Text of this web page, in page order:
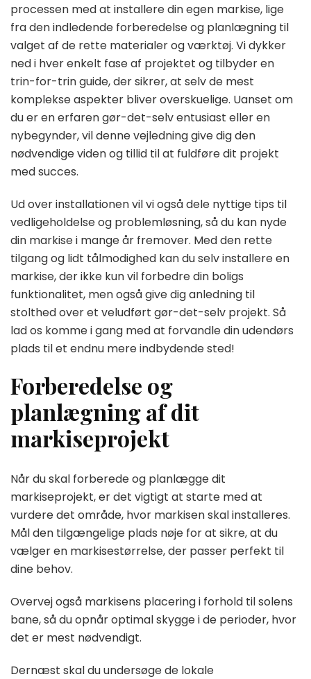
processen med at installere din egen markise, lige
fra den indledende forberedelse og planlægning til
valget af de rette materialer og værktøj. Vi dykker
ned i hver enkelt fase af projektet og tilbyder en
trin-for-trin guide, der sikrer, at selv de mest
komplekse aspekter bliver overskuelige. Uanset om
du er en erfaren gør-det-selv entusiast eller en
nybegynder, vil denne vejledning give dig den
nødvendige viden og tillid til at fuldføre dit projekt
med succes.
Ud over installationen vil vi også dele nyttige tips til
vedligeholdelse og problemløsning, så du kan nyde
din markise i mange år fremover. Med den rette
tilgang og lidt tålmodighed kan du selv installere en
markise, der ikke kun vil forbedre din boligs
funktionalitet, men også give dig anledning til
stolthed over et veludført gør-det-selv projekt. Så
lad os komme i gang med at forvandle din udendørs
plads til et endnu mere indbydende sted!
Forberedelse og
planlægning af dit
markiseprojekt
Når du skal forberede og planlægge dit
markiseprojekt, er det vigtigt at starte med at
vurdere det område, hvor markisen skal installeres.
Mål den tilgængelige plads nøje for at sikre, at du
vælger en markisestørrelse, der passer perfekt til
dine behov.
Overvej også markisens placering i forhold til solens
bane, så du opnår optimal skygge i de perioder, hvor
det er mest nødvendigt.
Dernæst skal du undersøge de lokale